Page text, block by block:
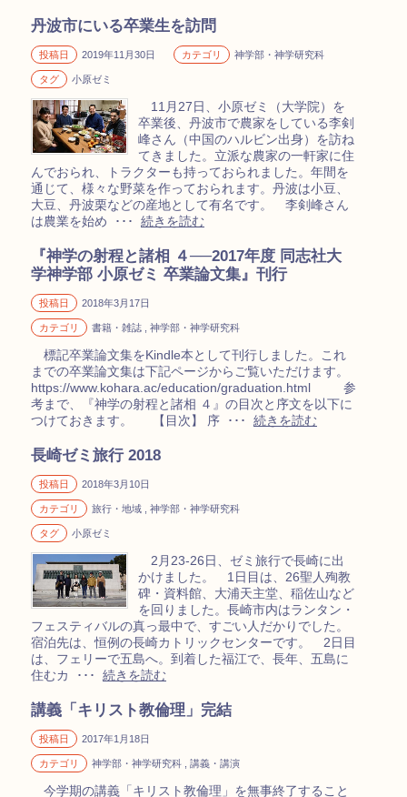
丹波市にいる卒業生を訪問
投稿日 2019年11月30日 カテゴリ 神学部・神学研究科
タグ 小原ゼミ
11月27日、小原ゼミ（大学院）を
卒業後、丹波市で農家をしている李剣
峰さん（中国のハルビン出身）を訪ね
てきました。立派な農家の一軒家に住
んでおられ、トラクターも持っておられました。年間を
通じて、様々な野菜を作っておられます。丹波は小豆、
大豆、丹波栗などの産地として有名です。 李剣峰さん
は農業を始め ･･･ 続きを読む
『神学の射程と諸相 ４──2017年度 同志社大
学神学部 小原ゼミ 卒業論文集』刊行
投稿日 2018年3月17日
カテゴリ 書籍・雑誌 , 神学部・神学研究科
標記卒業論文集をKindle本として刊行しました。これ
までの卒業論文集は下記ページからご覧いただけます。
https://www.kohara.ac/education/graduation.html 参
考まで、『神学の射程と諸相 ４』の目次と序文を以下に
つけておきます。 【目次】 序 ･･･ 続きを読む
長崎ゼミ旅行 2018
投稿日 2018年3月10日
カテゴリ 旅行・地域 , 神学部・神学研究科
タグ 小原ゼミ
2月23-26日、ゼミ旅行で長崎に出
かけました。 1日目は、26聖人殉教
碑・資料館、大浦天主堂、稲佐山など
を回りました。長崎市内はランタン・
フェスティバルの真っ最中で、すごい人だかりでした。
宿泊先は、恒例の長崎カトリックセンターです。 2日目
は、フェリーで五島へ。到着した福江で、長年、五島に
住むカ ･･･ 続きを読む
講義「キリスト教倫理」完結
投稿日 2017年1月18日
カテゴリ 神学部・神学研究科 , 講義・講演
今学期の講義「キリスト教倫理」を無事終了すること